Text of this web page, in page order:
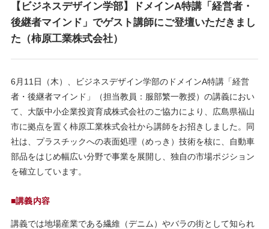
【ビジネスデザイン学部】ドメインA特講「経営者・
後継者マインド」でゲスト講師にご登壇いただきまし
た（柿原工業株式会社）
6月11日（木）、ビジネスデザイン学部のドメインA特講「経営
者・後継者マインド」（担当教員：服部繁一教授）の講義におい
て、大阪中小企業投資育成株式会社のご協力により、広島県福山
市に拠点を置く柿原工業株式会社から講師をお招きしました。同
社は、プラスチックへの表面処理（めっき）技術を核に、自動車
部品をはじめ幅広い分野で事業を展開し、独自の市場ポジション
を確立しています。
■講義内容
講義では地場産業である繊維（デニム）やバラの街として知られ